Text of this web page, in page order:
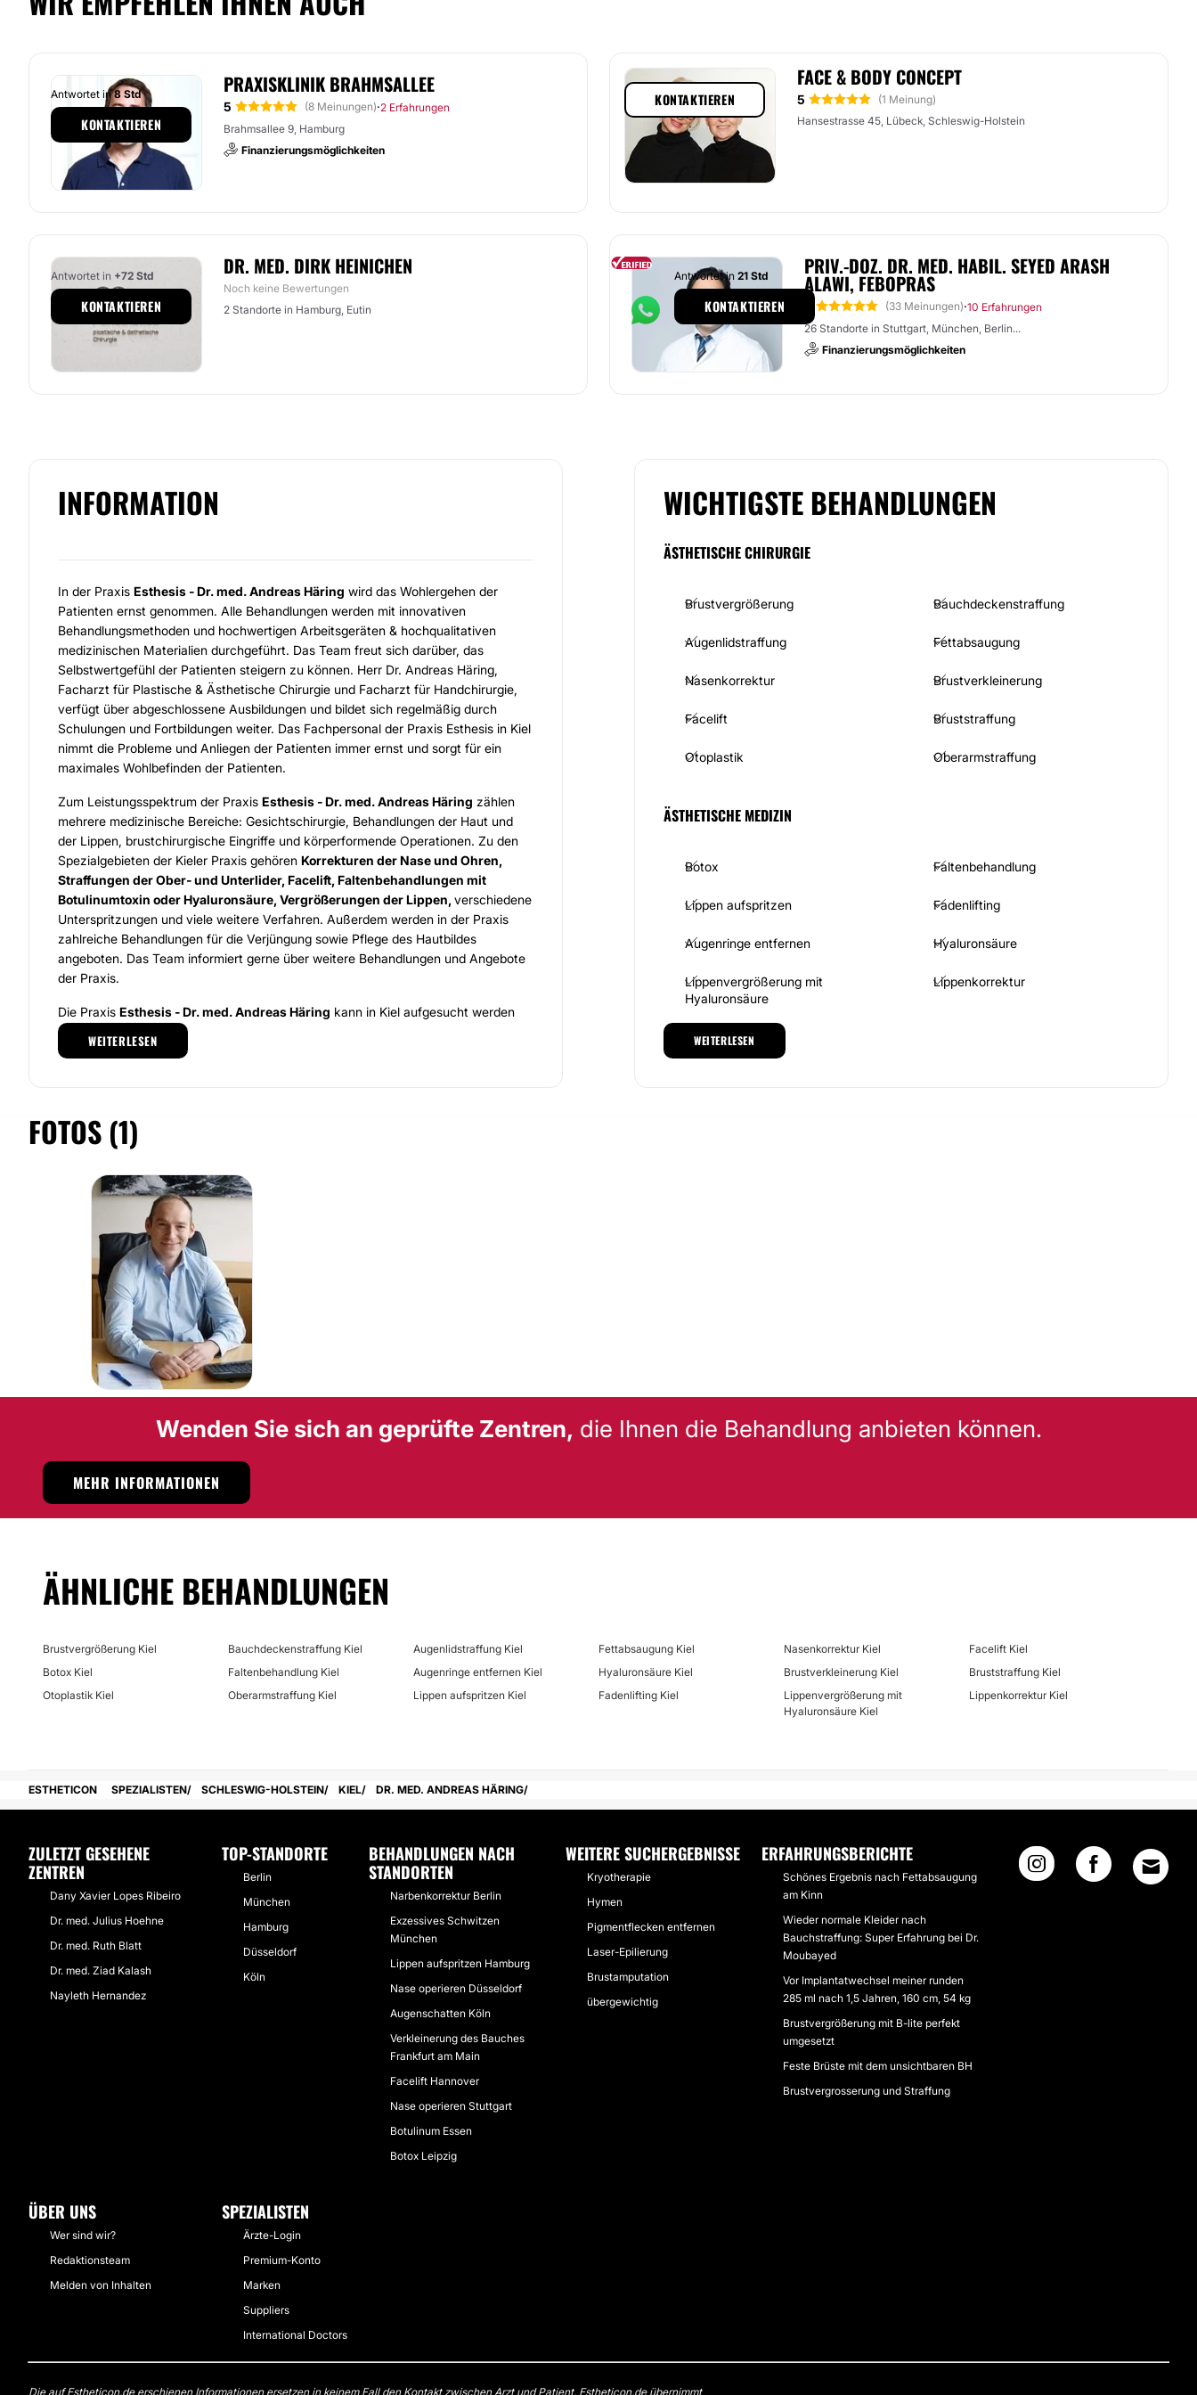
PRAXISKLINIK BRAHMSALLEE
5 (8 Meinungen)·2 Erfahrungen
Brahmsallee 9, Hamburg
Finanzierungsmöglichkeiten
Antwortet in8 Std
KONTAKTIEREN
FACE & BODY CONCEPT
5
(1 Meinung)
Hansestrasse 45, Lübeck, Schleswig-Holstein
KONTAKTIEREN
DR. MED. DIRK HEINICHEN
Noch keine Bewertungen
2 Standorte in Hamburg, Eutin
Antwortet in +72 Std
KONTAKTIEREN
PRIV.-DOZ. DR. MED. HABIL. SEYED ARASH
ALAWI, FEBOPRAS
(33 Meinungen)·10 Erfahrungen
26 Standorte in Stuttgart, München, Berlin...
Finanzierungsmöglichkeiten
Antwortet in 21 Std
KONTAKTIEREN
INFORMATION
In der Praxis Esthesis - Dr. med. Andreas Häring wird das Wohlergehen der
Patienten ernst genommen. Alle Behandlungen werden mit innovativen
Behandlungsmethoden und hochwertigen Arbeitsgeräten & hochqualitativen
medizinischen Materialien durchgeführt. Das Team freut sich darüber, das
Selbstwertgefühl der Patienten steigern zu können. Herr Dr. Andreas Häring,
Facharzt für Plastische & Ästhetische Chirurgie und Facharzt für Handchirurgie,
verfügt über abgeschlossene Ausbildungen und bildet sich regelmäßig durch
Schulungen und Fortbildungen weiter. Das Fachpersonal der Praxis Esthesis in Kiel
nimmt die Probleme und Anliegen der Patienten immer ernst und sorgt für ein
maximales Wohlbefinden der Patienten.
Zum Leistungsspektrum der Praxis Esthesis - Dr. med. Andreas Häring zählen
mehrere medizinische Bereiche: Gesichtschirurgie, Behandlungen der Haut und
der Lippen, brustchirurgische Eingriffe und körperformende Operationen. Zu den
Spezialgebieten der Kieler Praxis gehören Korrekturen der Nase und Ohren,
Straffungen der Ober- und Unterlider, Facelift, Faltenbehandlungen mit
Botulinumtoxin oder Hyaluronsäure, Vergrößerungen der Lippen, verschiedene
Unterspritzungen und viele weitere Verfahren. Außerdem werden in der Praxis
zahlreiche Behandlungen für die Verjüngung sowie Pflege des Hautbildes
angeboten. Das Team informiert gerne über weitere Behandlungen und Angebote
der Praxis.
Die Praxis Esthesis - Dr. med. Andreas Häring kann in Kiel aufgesucht werden
und lässt sich schnell mit dem Auto als auch mit der Bahn erreichen. Patienten
und Besucher können freie Parkplätze in der Nähe der Praxis nutzen. Vor jeder
stilvoll eingerichtet, damit sich die Besucher wohlfühlen und entspannen können.
Lassen Sie sich zu einem persönlichen Besuch einladen und entdecken Sie selbst
Möglichkeit der Videokonsultation:
Nein
Finanzierungs- oder Zahlungsmöglichkeiten:
Nein
WEITERLESEN
WICHTIGSTE BEHANDLUNGEN
ÄSTHETISCHE CHIRURGIE
Brustvergrößerung Bauchdeckenstraffung
Augenlidstraffung Fettabsaugung
Nasenkorrektur Brustverkleinerung
Facelift Bruststraffung
Otoplastik Oberarmstraffung
ÄSTHETISCHE MEDIZIN
Botox Faltenbehandlung
Lippen aufspritzen Fadenlifting
Augenringe entfernen Hyaluronsäure
Lippenvergrößerung mit
Hyaluronsäure
Lippenkorrektur
INTIMCHIRURGIE
WEITERLESEN
FOTOS (1)
Wenden Sie sich an geprüfte Zentren, die Ihnen die Behandlung anbieten können.
MEHR INFORMATIONEN
ÄHNLICHE BEHANDLUNGEN
Brustvergrößerung Kiel Bauchdeckenstraffung Kiel Augenlidstraffung Kiel Fettabsaugung Kiel Nasenkorrektur Kiel
Facelift Kiel
Botox Kiel
Faltenbehandlung Kiel Augenringe entfernen Kiel Hyaluronsäure Kiel Brustverkleinerung Kiel
Bruststraffung Kiel
Otoplastik Kiel
Oberarmstraffung Kiel Lippen aufspritzen Kiel Fadenlifting Kiel
Lippenvergrößerung mit
Hyaluronsäure Kiel
Lippenkorrektur Kiel
ESTHETICON SPEZIALISTEN SCHLESWIG-HOLSTEIN KIEL DR. MED. ANDREAS HÄRING
ZULETZT GESEHENE
ZENTREN
Dany Xavier Lopes Ribeiro
Dr. med. Julius Hoehne
Dr. med. Ruth Blatt
Dr. med. Ziad Kalash
Nayleth Hernandez
TOP-STANDORTE
Berlin
München
Hamburg
Düsseldorf
Köln
BEHANDLUNGEN NACH
STANDORTEN
Narbenkorrektur Berlin
Exzessives Schwitzen
München
Lippen aufspritzen Hamburg
Nase operieren Düsseldorf
Augenschatten Köln
Verkleinerung des Bauches
Frankfurt am Main
Facelift Hannover
Nase operieren Stuttgart
Botulinum Essen
Botox Leipzig
WEITERE SUCHERGEBNISSE
Kryotherapie
Hymen
Pigmentflecken entfernen
Laser-Epilierung
Brustamputation
übergewichtig
ERFAHRUNGSBERICHTE
Schönes Ergebnis nach Fettabsaugung
am Kinn
Wieder normale Kleider nach
Bauchstraffung: Super Erfahrung bei Dr.
Moubayed
Vor Implantatwechsel meiner runden
285 ml nach 1,5 Jahren, 160 cm, 54 kg
Brustvergrößerung mit B-lite perfekt
umgesetzt
Feste Brüste mit dem unsichtbaren BH
Brustvergrosserung und Straffung
ÜBER UNS
Wer sind wir?
Redaktionsteam
Melden von Inhalten
SPEZIALISTEN
Ärzte-Login
Premium-Konto
Marken
Suppliers
International Doctors
Die auf Estheticon.de erschienen Informationen ersetzen in keinem Fall den Kontakt zwischen Arzt und Patient. Estheticon.de übernimmt